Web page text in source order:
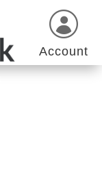
Account